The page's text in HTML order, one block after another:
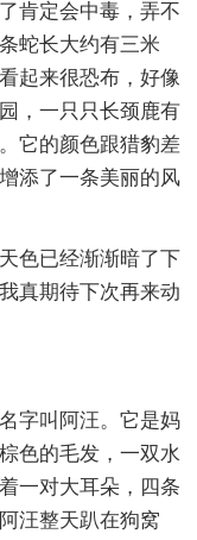
肯定会中毒，弄不
蛇长大约有三米
起来很恐布，好像
，一只只长颈鹿有
它的颜色跟猎豹差
添了一条美丽的风
色已经渐渐暗了下
真期待下次再来动
字叫阿汪。它是妈
色的毛发，一双水
一对大耳朵，四条
汪整天趴在狗窝